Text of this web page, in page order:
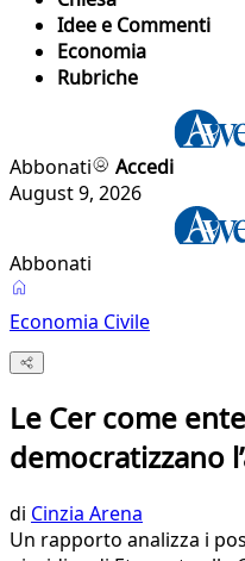
Idee e Commenti
Economia
Rubriche
Abbonati
Accedi
August 9, 2026
Abbonati
Economia Civile
Le Cer come
democratizzano
di Cinzia Arena
Un rapporto analizza i